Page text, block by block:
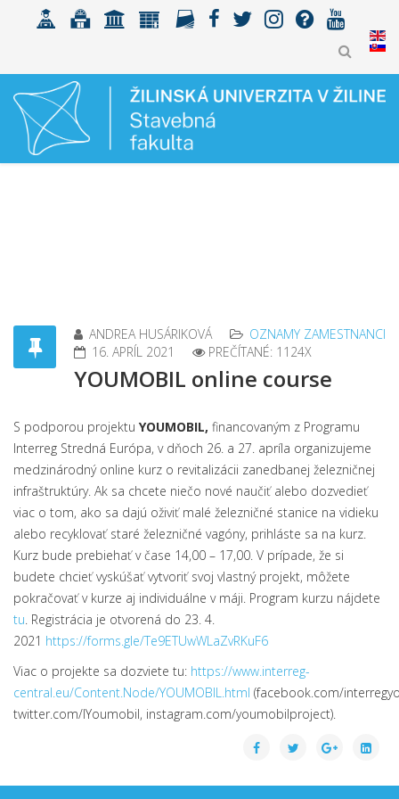
ANDREA HUSÁRIKOVÁ
OZNAMY ZAMESTNANCI
16. APRÍL 2021
PREČÍTANÉ: 1124X
YOUMOBIL online course
S podporou projektu YOUMOBIL, financovaným z Programu
Interreg Stredná Európa, v dňoch 26. a 27. apríla organizujeme
medzinárodný online kurz o revitalizácii zanedbanej železničnej
infraštruktúry. Ak sa chcete niečo nové naučiť alebo dozvedieť
viac o tom, ako sa dajú oživiť malé železničné stanice na vidieku
alebo recyklovať staré železničné vagóny, prihláste sa na kurz.
Kurz bude prebiehať v čase 14,00 – 17,00. V prípade, že si
budete chcieť vyskúšať vytvoriť svoj vlastný projekt, môžete
pokračovať v kurze aj individuálne v máji. Program kurzu nájdete
tu. Registrácia je otvorená do 23. 4.
2021 https://forms.gle/Te9ETUwWLaZvRKuF6
Viac o projekte sa dozviete tu: https://www.interreg-
central.eu/Content.Node/YOUMOBIL.html (facebook.com/
twitter.com/IYoumobil, instagram.com/youmobilproject).